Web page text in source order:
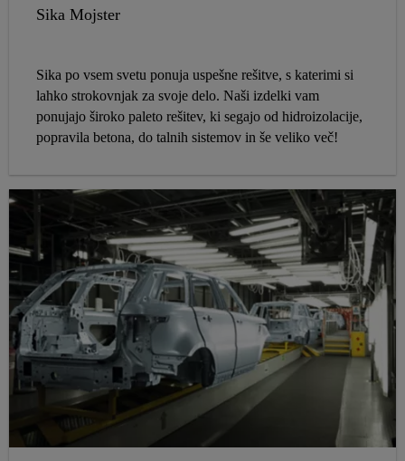
Sika Mojster
Sika po vsem svetu ponuja uspešne rešitve, s katerimi si
lahko strokovnjak za svoje delo. Naši izdelki vam
ponujajo široko paleto rešitev, ki segajo od hidroizolacije,
popravila betona, do talnih sistemov in še veliko več!